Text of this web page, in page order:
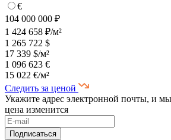
€
104 000 000 ₽
1 424 658 ₽/м²
1 265 722 $
17 339 $/м²
1 096 623 €
15 022 €/м²
Следить за ценой
Укажите адрес электронной почты, и
цена изменится